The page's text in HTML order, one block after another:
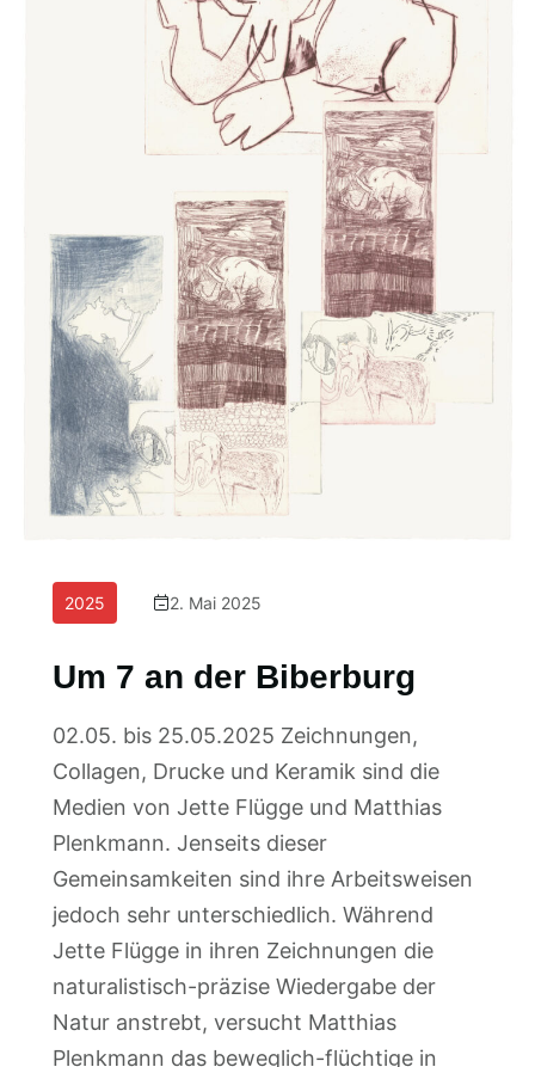
2025 2. Mai 2025
Um 7 an der Biberburg
02.05. bis 25.05.2025 Zeichnungen,
Collagen, Drucke und Keramik sind die
Medien von Jette Flügge und Matthias
Plenkmann. Jenseits dieser
Gemeinsamkeiten sind ihre Arbeitsweisen
jedoch sehr unterschiedlich. Während
Jette Flügge in ihren Zeichnungen die
naturalistisch-präzise Wiedergabe der
Natur anstrebt, versucht Matthias
Plenkmann das beweglich-flüchtige in